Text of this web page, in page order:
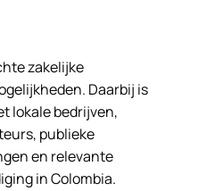
zakelijke
Daarbij is
lokale bedrijven,
publieke
en relevante
in Colombia.